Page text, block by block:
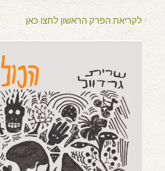
לקריאת הפרק הראשון לחצו כאן